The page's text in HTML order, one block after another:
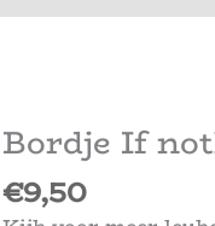
Bordje If
€9,50